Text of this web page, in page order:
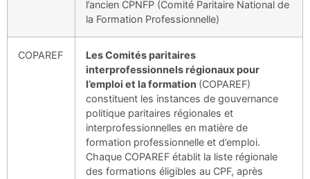
l’ancien CPNFP (Comité Paritaire National de
la Formation Professionnelle)
COPAREF
Les Comités paritaires
interprofessionnels régionaux pour
l’emploi et la formation (COPAREF)
constituent les instances de gouvernance
politique paritaires régionales et
interprofessionnelles en matière de
formation professionnelle et d’emploi.
Chaque COPAREF établit la liste régionale
des formations éligibles au CPF, après